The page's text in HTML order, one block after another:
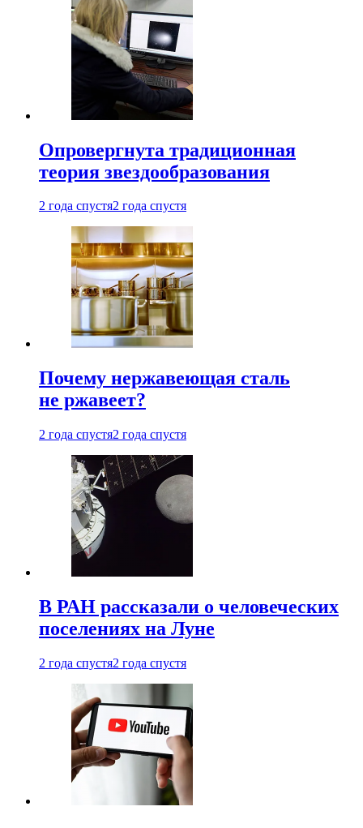
Опровергнута традиционная
теория звездообразования
2 года спустя2 года спустя
Почему нержавеющая сталь
не ржавеет?
2 года спустя2 года спустя
В РАН рассказали о человеческих
поселениях на Луне
2 года спустя2 года спустя